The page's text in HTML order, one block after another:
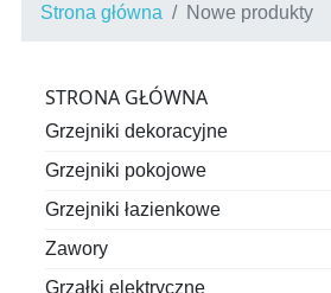
Strona główna Nowe produkty
STRONA GŁÓWNA
Grzejniki dekoracyjne
Grzejniki pokojowe
Grzejniki łazienkowe
Zawory
Grzałki elektryczne